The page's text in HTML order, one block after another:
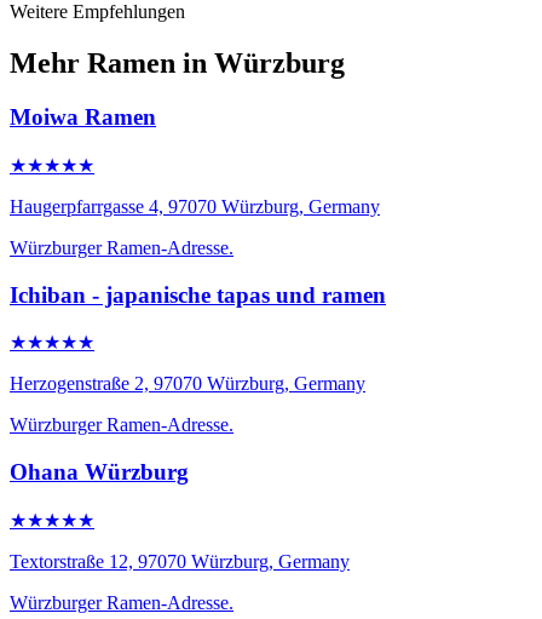
Weitere Empfehlungen
Mehr Ramen in Würzburg
Moiwa Ramen
★★★★★
Haugerpfarrgasse 4, 97070 Würzburg, Germany
Würzburger Ramen-Adresse.
Ichiban - japanische tapas und ramen
★★★★★
Herzogenstraße 2, 97070 Würzburg, Germany
Würzburger Ramen-Adresse.
Ohana Würzburg
★★★★★
Textorstraße 12, 97070 Würzburg, Germany
Würzburger Ramen-Adresse.